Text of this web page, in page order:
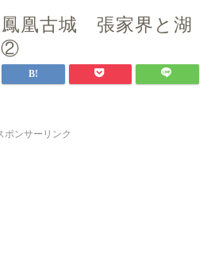
鳳凰古城 張家界と湖
②
ポンサーリンク